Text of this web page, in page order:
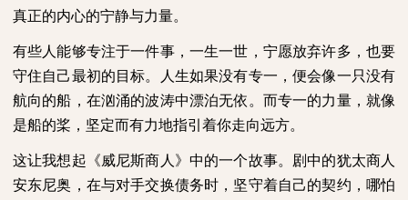
真正的内心的宁静与力量。
有些人能够专注于一件事，一生一世，宁愿放弃许多，也要
守住自己最初的目标。人生如果没有专一，便会像一只没有
航向的船，在汹涌的波涛中漂泊无依。而专一的力量，就像
是船的桨，坚定而有力地指引着你走向远方。
这让我想起《威尼斯商人》中的一个故事。剧中的犹太商人
安东尼奥，在与对手交换债务时，坚守着自己的契约，哪怕